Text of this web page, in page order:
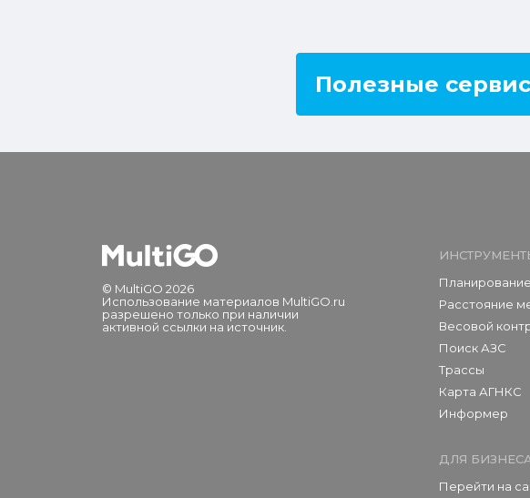
Полезные
© MultiGO 2026
Использование материалов MultiGO.ru
разрешено только при наличии
активной ссылки на источник.
Расстояние
Весовой
Поиск АЗС
Трассы
Карта АГНКС
Информер
ДЛЯ
Перейти на